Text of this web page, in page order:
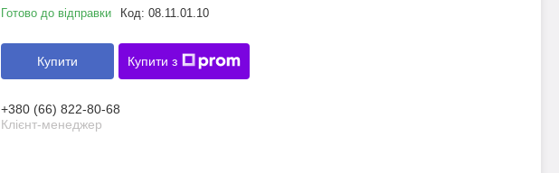
Готово до відправки Код: 08.11.01.10
Купити Купити з
+380 (66) 822-80-68
Клієнт-менеджер